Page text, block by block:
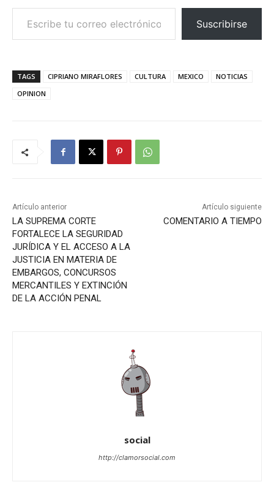
Escribe tu correo electrónico…
Suscribirse
TAGS CIPRIANO MIRAFLORES CULTURA MEXICO
NOTICIAS
OPINION
Artículo anterior
LA SUPREMA CORTE
FORTALECE LA SEGURIDAD
JURÍDICA Y EL ACCESO A LA
JUSTICIA EN MATERIA DE
EMBARGOS, CONCURSOS
MERCANTILES Y EXTINCIÓN
DE LA ACCIÓN PENAL
Artículo siguiente
COMENTARIO A TIEMPO
social
http://clamorsocial.com